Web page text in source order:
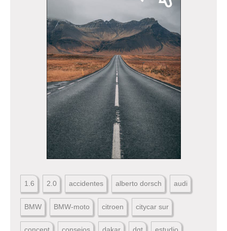
1.6 2.0 accidentes alberto dorsch audi
BMW BMW-moto citroen citycar sur